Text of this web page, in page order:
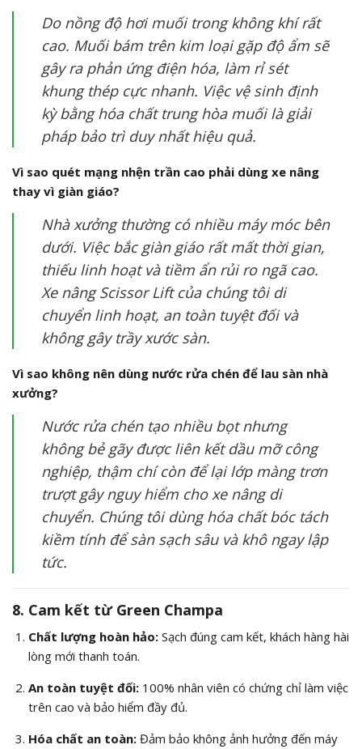
Do nồng độ hơi muối trong không khí rất
cao. Muối bám trên kim loại gặp độ ẩm sẽ
gây ra phản ứng điện hóa, làm rỉ sét
khung thép cực nhanh. Việc vệ sinh định
kỳ bằng hóa chất trung hòa muối là giải
pháp bảo trì duy nhất hiệu quả.
Vì sao quét mạng nhện trần cao phải dùng xe nâng
thay vì giàn giáo?
Nhà xưởng thường có nhiều máy móc bên
dưới. Việc bắc giàn giáo rất mất thời gian,
thiếu linh hoạt và tiềm ẩn rủi ro ngã cao.
Xe nâng Scissor Lift của chúng tôi di
chuyển linh hoạt, an toàn tuyệt đối và
không gây trầy xước sàn.
Vì sao không nên dùng nước rửa chén để lau sàn nhà
xưởng?
Nước rửa chén tạo nhiều bọt nhưng
không bẻ gãy được liên kết dầu mỡ công
nghiệp, thậm chí còn để lại lớp màng trơn
trượt gây nguy hiểm cho xe nâng di
chuyển. Chúng tôi dùng hóa chất bóc tách
kiềm tính để sàn sạch sâu và khô ngay lập
tức.
8. Cam kết từ Green Champa
Chất lượng hoàn hảo:Sạch đúng cam kết, khách hàng hài
lòng mới thanh toán.
An toàn tuyệt đối:100% nhân viên có chứng chỉ làm việc
trên cao và bảo hiểm đầy đủ.
Hóa chất an toàn:Đảm bảo không ảnh hưởng đến máy